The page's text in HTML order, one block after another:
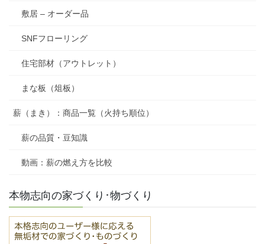
敷居 – オーダー品
SNFフローリング
住宅部材（アウトレット）
まな板（俎板）
薪（まき）：商品一覧（火持ち順位）
薪の品質・豆知識
動画：薪の燃え方を比較
本物志向の家づくり･物づくり